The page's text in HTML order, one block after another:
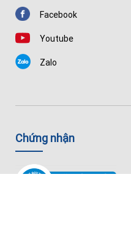
Facebook
Youtube
Zalo
Chứng nhận